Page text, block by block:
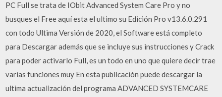
PC Full se trata de IObit Advanced System Care Pro y no
busques el Free aquí esta el ultimo su Edición Pro v13.6.0.291
con todo Ultima Versión de 2020, el Software está completo
para Descargar además que se incluye sus instrucciones y Crack
para poder activarlo Full, es un todo en uno que quiere decir trae
varias funciones muy En esta publicación puede descargar la
ultima actualización del programa ADVANCED SYSTEMCARE